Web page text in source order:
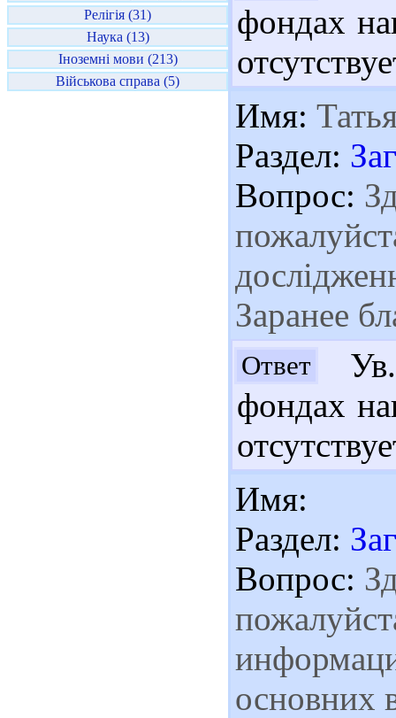
Релігія (31)
Наука (13)
Іноземні мови (213)
Військова справа (5)
фондах
Имя:
Раздел:
Вопрос:
Заранее
Ответ
фондах
Имя:
Раздел:
Вопрос:
основних